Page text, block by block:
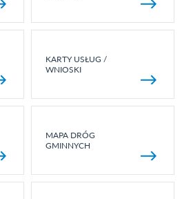
KARTY USŁUG /
WNIOSKI
MAPA DRÓG
GMINNYCH